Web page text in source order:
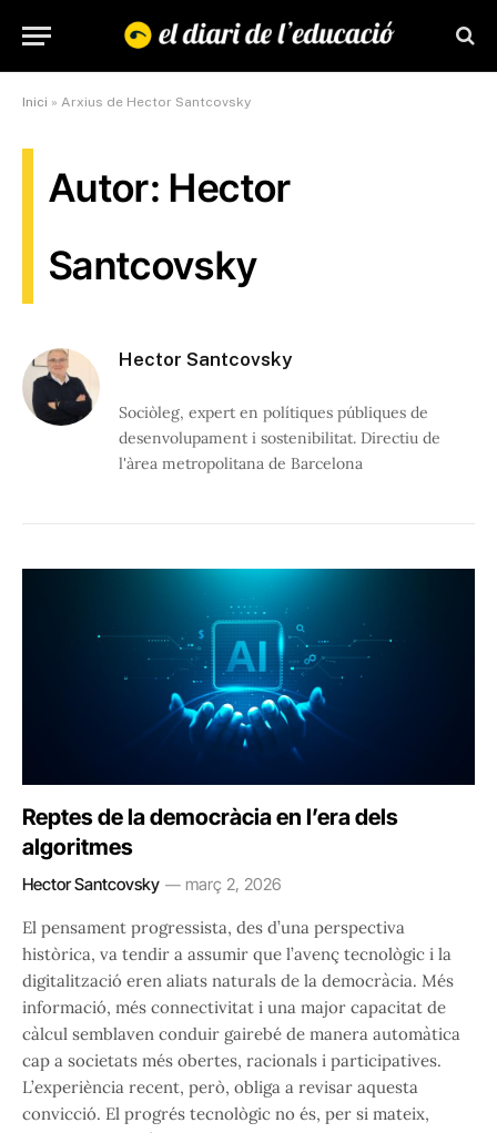
Inici » Arxius de Hector Santcovsky
Autor: Hector
Santcovsky
Hector Santcovsky
Sociòleg, expert en polítiques públiques de
desenvolupament i sostenibilitat. Directiu de
l'àrea metropolitana de Barcelona
Reptes de la democràcia en l’era dels
algoritmes
Hector Santcovsky març 2, 2026
El pensament progressista, des d’una perspectiva
històrica, va tendir a assumir que l’avenç tecnològic i la
digitalització eren aliats naturals de la democràcia. Més
informació, més connectivitat i una major capacitat de
càlcul semblaven conduir gairebé de manera automàtica
cap a societats més obertes, racionals i participatives.
L’experiència recent, però, obliga a revisar aquesta
convicció. El progrés tecnològic no és, per si mateix,